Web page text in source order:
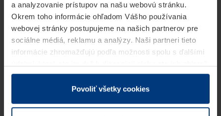
a analyzovanie prístupov na našu webovú stránku.
Okrem toho informácie ohľadom Vášho používania
webovej stránky postupujeme na našich partnerov pre
sociálne médiá, reklamu a analýzy. Naši partneri tieto
informácie zhromažďujú podľa možnosti spolu s ďalšími
v rámci Vášho využívania služieb.
Z právneho hľadiska môžeme cookies ukladať na Vašom
prevádzku tejto stránky. Pre všetky ostatné typy cookie
Povoliť všetky cookies